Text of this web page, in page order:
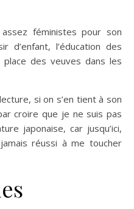
féministes pour son
d’enfant, l’éducation des
des veuves dans les
si on s’en tient à son
croire que je ne suis pas
japonaise, car jusqu’ici,
réussi à me toucher